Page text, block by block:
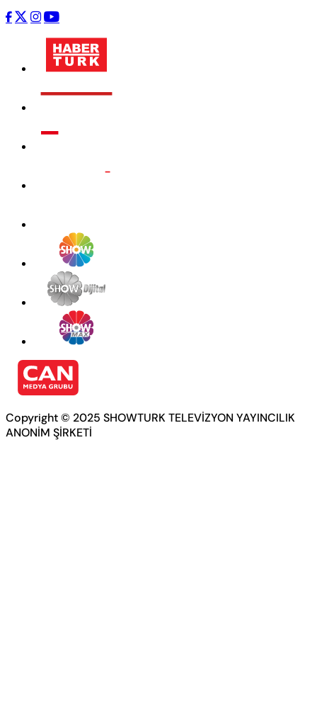
Copyright © 2025 SHOWTURK TELEVİZYON YAYINCILIK
ANONİM ŞİRKETİ